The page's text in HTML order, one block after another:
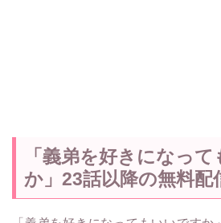
「義弟を好きになっ
か」23話以降の無料配